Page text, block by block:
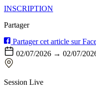
INSCRIPTION
Partager
Partager cet article sur
02/07/2026 → 02/07/
Session Live